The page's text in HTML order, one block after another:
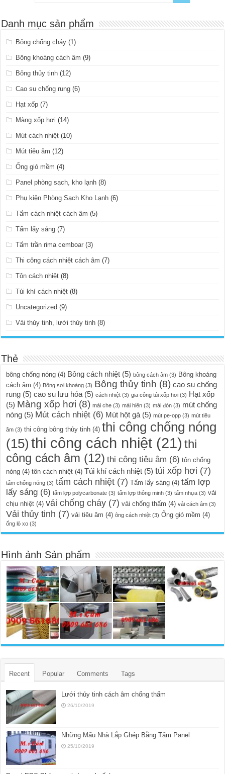
Danh mục sản phẩm
Bông chống cháy (1)
Bông khoáng cách âm (9)
Bông thủy tinh (12)
Cao su chống rung (6)
Hạt xốp (7)
Màng xốp hơi (14)
Mút cách nhiệt (10)
Mút tiêu âm (12)
Ống gió mềm (4)
Panel phòng sạch, kho lạnh (8)
Phụ kiện Phòng Sạch Kho Lạnh (6)
Tấm cách nhiệt cách âm (5)
Tấm lấy sáng (7)
Tấm trần rima cemboar (3)
Thi công cách nhiệt cách âm (7)
Tôn cách nhiệt (8)
Túi khí cách nhiệt (8)
Uncategorized (9)
Vải thủy tinh, lưới thủy tinh (8)
Thẻ
bông chống nóng (4) Bông cách nhiệt (5) bông cách âm (3) Bông khoáng
cách âm (4) Bông sợi khoáng (3) Bông thủy tinh (8) cao su chống
rung (5) cao su lưu hóa (5) cách nhiệt (3) gia công túi xốp hơi (3) Hạt xốp
(5) Màng xốp hơi (8) mái che (3) mái hiên (3) mái đón (3) mút chống
nóng (5) Mút cách nhiệt (6) Mút hột gà (5) mút pe-opp (3) mút tiêu
âm (3) thi công bông thủy tinh (4) thi công chống nóng
(15) thi công cách nhiệt (21) thi
công cách âm (12) thi công tiêu âm (6) tôn chống
nóng (4) tôn cách nhiệt (4) Túi khí cách nhiệt (5) túi xốp hơi (7)
tấm chống nóng (3) tấm cách nhiệt (7) Tấm lấy sáng (4) tấm lợp
lấy sáng (6) tấm lợp polycarbonate (3) tấm lợp thông minh (3) tấm nhựa (3) vải
chịu nhiệt (4) vải chống cháy (7) vải chống thấm (4) vải cách âm (3)
Vải thủy tinh (7) vải tiêu âm (4) ông cách nhiệt (3) Ống gió mềm (4)
ống lò xo (3)
Hình ảnh Sản phẩm
Recent Popular Comments Tags
Lưới thủy tinh cách âm chống thấm
26/10/2019
Những Mẩu Nhà Lắp Ghép Bằng Tấm Panel
25/10/2019